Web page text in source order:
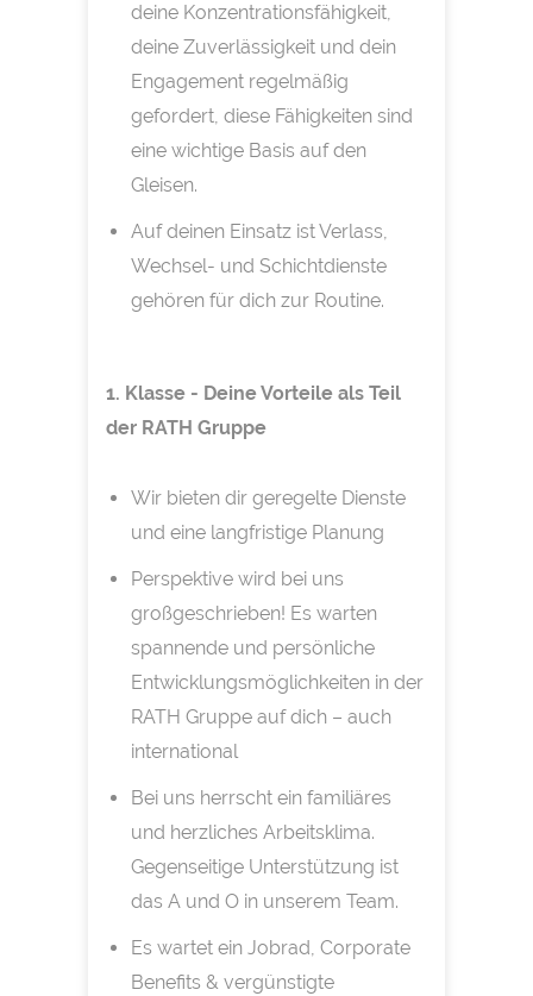
deine Konzentrationsfähigkeit,
deine Zuverlässigkeit und dein
Engagement regelmäßig
gefordert, diese Fähigkeiten sind
eine wichtige Basis auf den
Gleisen.
Auf deinen Einsatz ist Verlass,
Wechsel- und Schichtdienste
gehören für dich zur Routine.
1. Klasse - Deine Vorteile als Teil
der RATH Gruppe
Wir bieten dir geregelte Dienste
und eine langfristige Planung
Perspektive wird bei uns
großgeschrieben! Es warten
spannende und persönliche
Entwicklungsmöglichkeiten in der
RATH Gruppe auf dich – auch
international
Bei uns herrscht ein familiäres
und herzliches Arbeitsklima.
Gegenseitige Unterstützung ist
das A und O in unserem Team.
Es wartet ein Jobrad, Corporate
Benefits & vergünstigte